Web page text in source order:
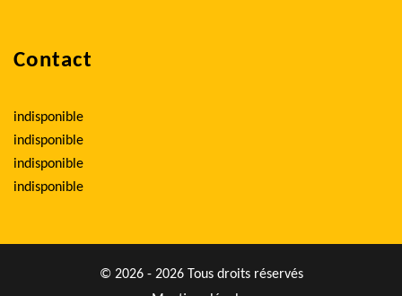
Contact
indisponible
indisponible
indisponible
indisponible
© 2026 - 2026 Tous droits réservés